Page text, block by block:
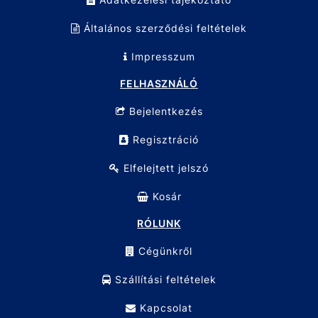
Általános szerződési feltételek
Impresszum
FELHASZNÁLÓ
Bejelentkezés
Regisztráció
Elfelejtett jelszó
Kosár
RÓLUNK
Cégünkről
Szállítási feltételek
Kapcsolat